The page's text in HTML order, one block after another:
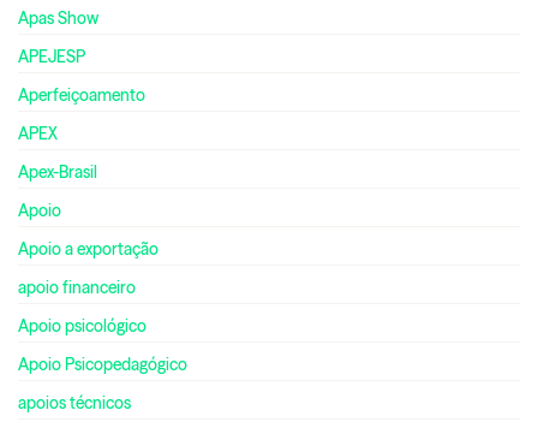
Apas Show
APEJESP
Aperfeiçoamento
APEX
Apex-Brasil
Apoio
Apoio a exportação
apoio financeiro
Apoio psicológico
Apoio Psicopedagógico
apoios técnicos